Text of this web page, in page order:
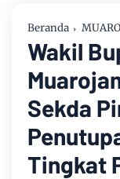
Beranda
Wakil
Sekda
Tingkat